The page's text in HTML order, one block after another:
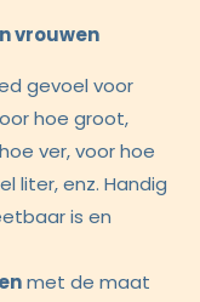
vrouwen
gevoel voor
hoe groot,
ver, voor hoe
liter, enz. Handig
is en
met de maat